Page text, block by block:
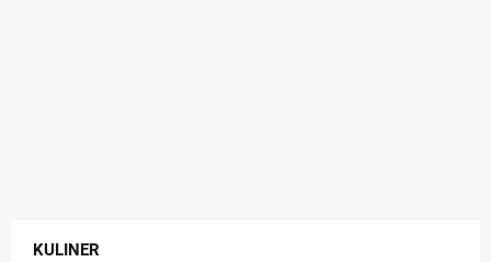
KULINER